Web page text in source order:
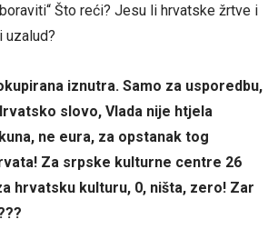
Što reći? Jesu li hrvatske žrtve i
uzalud?
iznutra. Samo za usporedbu,
slovo, Vlada nije htjela
ne eura, za opstanak tog
Za srpske kulturne centre 26
hrvatsku kulturu, 0, ništa, zero! Zar